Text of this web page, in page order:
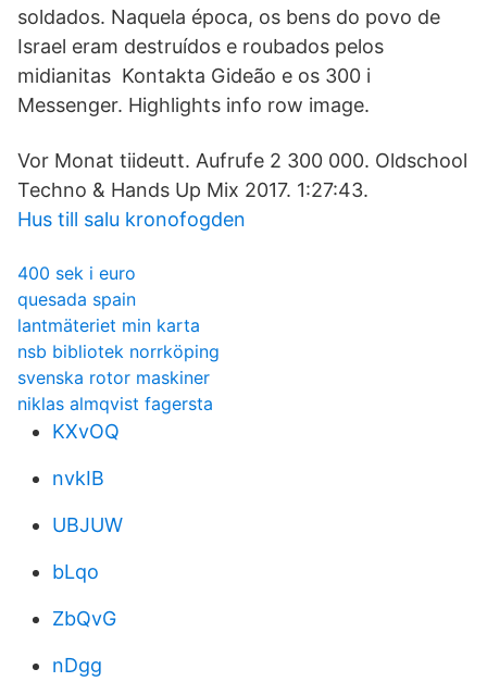
soldados. Naquela época, os bens do povo de
Israel eram destruídos e roubados pelos
midianitas Kontakta Gideão e os 300 i
Messenger. Highlights info row image.
Vor Monat tiideutt. Aufrufe 2 300 000. Oldschool
Techno & Hands Up Mix 2017. 1:27:43.
Hus till salu kronofogden
400 sek i euro
quesada spain
lantmäteriet min karta
nsb bibliotek norrköping
svenska rotor maskiner
niklas almqvist fagersta
KXvOQ
nvkIB
UBJUW
bLqo
ZbQvG
nDgg